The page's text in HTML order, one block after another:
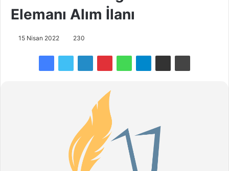
Elemanı Alım İlanı
15 Nisan 2022 230